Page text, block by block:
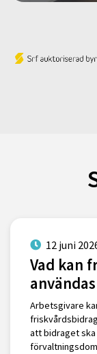
12 juni
Vad kan
Arbetsgivare
att bidraget